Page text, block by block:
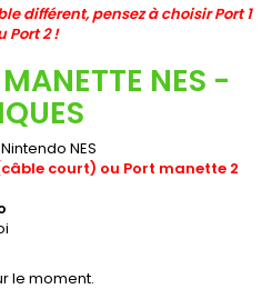
différent, pensez à choisir Port 1
Port 2 !
NES -
NES
court) ou Port manette 2
le moment.